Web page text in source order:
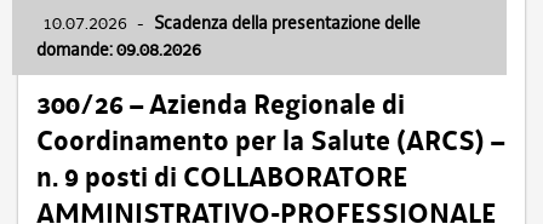
10.07.2026 - Scadenza della presentazione delle
domande: 09.08.2026
300/26 – Azienda Regionale di
Coordinamento per la Salute (ARCS) –
n. 9 posti di COLLABORATORE
AMMINISTRATIVO-PROFESSIONALE